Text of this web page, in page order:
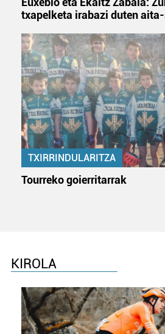
bazkideen zerrenda, beren ustez
dezakezun ikusteko.
Lortu zure datu pertsonalak
buruzko informazio gehiago eta
datuen atalean. Edozein unetan
zure baimena Cookieen
Webgune honek cookie propioak
fitxategiak erabiltzen ditu. Zure
baliatzen gara. Ohar hau onartuz
txapelketa irabazi duten
TXIRRINDULARITZA
Tourreko goierritarrak
KIROLA